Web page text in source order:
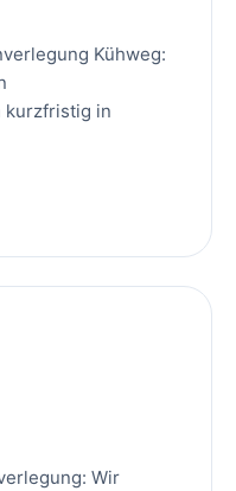
Kühweg:
kurzfristig in
Wir